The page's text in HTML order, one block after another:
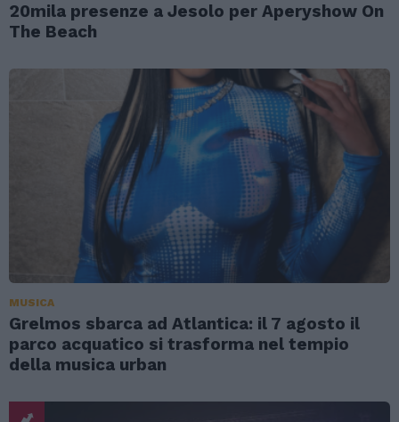
20mila presenze a Jesolo per Aperyshow On
The Beach
MUSICA
Grelmos sbarca ad Atlantica: il 7 agosto il
parco acquatico si trasforma nel tempio
della musica urban